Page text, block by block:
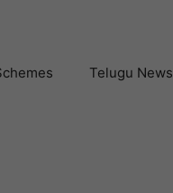
Telugu News